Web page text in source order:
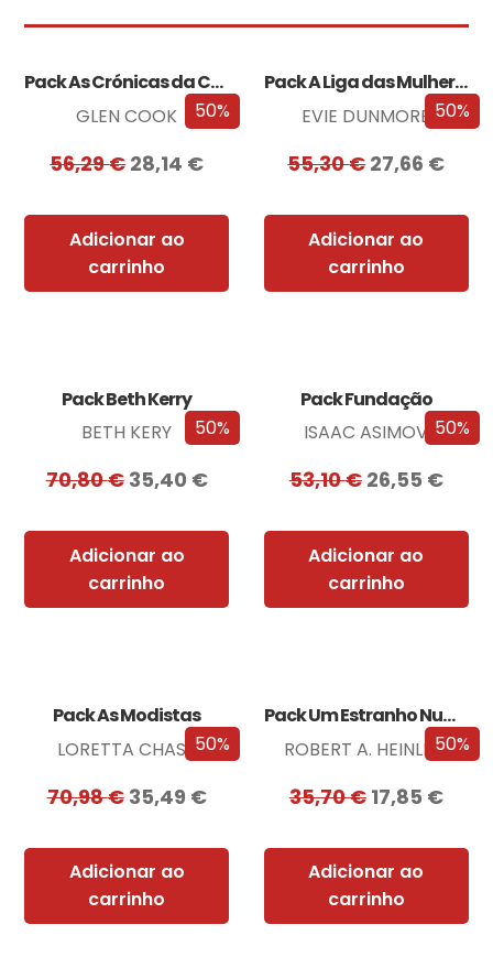
50%
Pack As Crónicas da Companhia Negra
GLEN COOK
56,29€28,14 €
Adicionar ao
carrinho
50%
Pack A Liga das Mulheres Extraordinárias
EVIE DUNMORE
55,30€27,66 €
Adicionar ao
carrinho
50%
Pack Beth Kerry
BETH KERY
70,80€ 35,40 €
Adicionar ao
carrinho
50%
Pack Fundação
ISAAC ASIMOV
53,10€ 26,55 €
Adicionar ao
carrinho
50%
Pack As Modistas
LORETTA CHASE
70,98€ 35,49 €
Adicionar ao
carrinho
50%
Pack Um Estranho Numa Terra Estranha
ROBERT A. HEINLEIN
35,70€ 17,85 €
Adicionar ao
carrinho